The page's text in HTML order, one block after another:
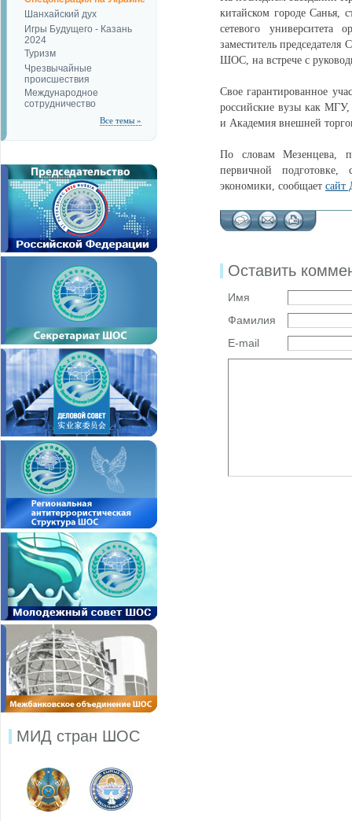
Шанхайский дух
Игры Будущего - Казань
2024
Туризм
Чрезвычайные
происшествия
Международное
сотрудничество
Все темы »
МИД стран ШОС
китайском городе Санья,
сетевого
заместитель
ШОС, на встрече с
Свое гарантированное
российские вузы как
и Академия внешней
По словам Мезенцева,
первичной подготовке,
экономики, сообщает сайт
Оставить
Имя
Фамилия
E-mail